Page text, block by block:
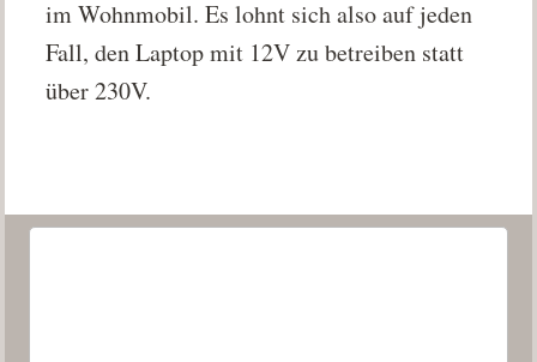
im Wohnmobil. Es lohnt sich also auf jeden
Fall, den Laptop mit 12V zu betreiben statt
über 230V.